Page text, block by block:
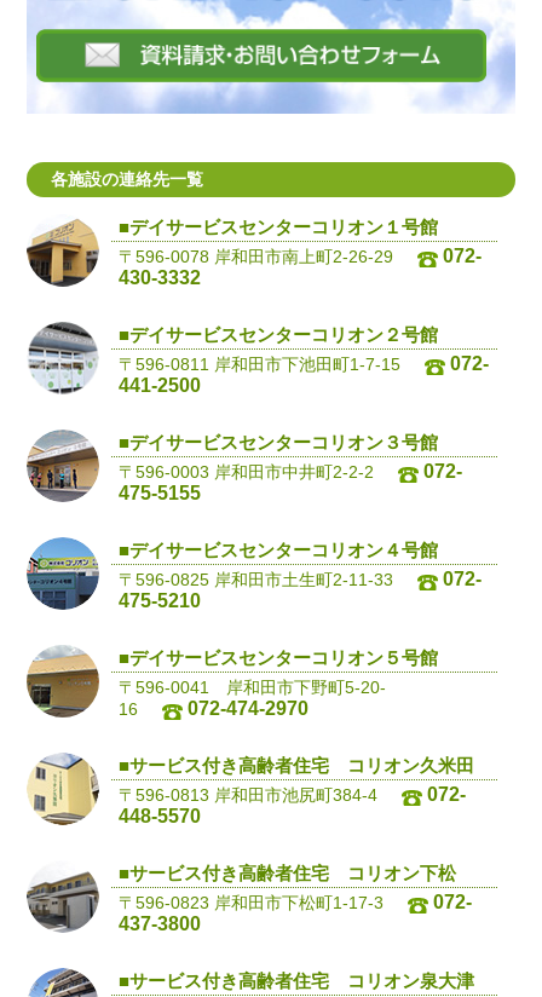
各施設の連絡先一覧
■デイサービスセンターコリオン１号館
〒596-0078 岸和田市南上町2-26-29
072-
430-3332
■デイサービスセンターコリオン２号館
〒596-0811 岸和田市下池田町1-7-15
072-
441-2500
■デイサービスセンターコリオン３号館
〒596-0003 岸和田市中井町2-2-2
072-
475-5155
■デイサービスセンターコリオン４号館
〒596-0825 岸和田市土生町2-11-33
072-
475-5210
■デイサービスセンターコリオン５号館
〒596-0041 岸和田市下野町5-20-
16
072-474-2970
■サービス付き高齢者住宅 コリオン久米田
〒596-0813 岸和田市池尻町384-4
072-
448-5570
■サービス付き高齢者住宅 コリオン下松
〒596-0823 岸和田市下松町1-17-3
072-
437-3800
■サービス付き高齢者住宅 コリオン泉大津